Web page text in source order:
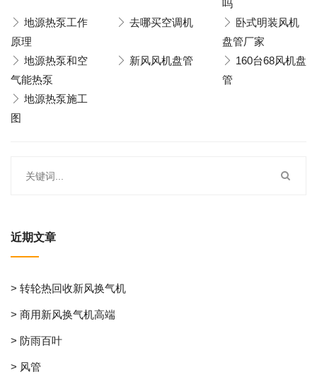
吗
地源热泵工作
原理
去哪买空调机
卧式明装风机
盘管厂家
地源热泵和空
气能热泵
新风风机盘管
160台68风机盘
管
地源热泵施工
图
近期文章
> 转轮热回收新风换气机
> 商用新风换气机高端
> 防雨百叶
> 风管